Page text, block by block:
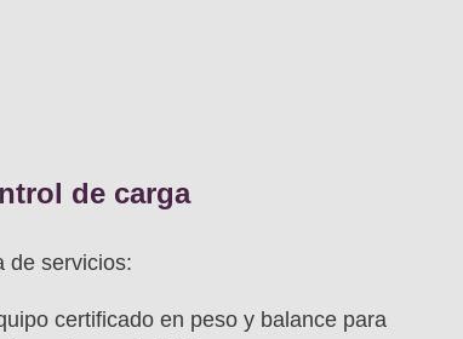
de carga
de servicios:
certificado en peso y balance para